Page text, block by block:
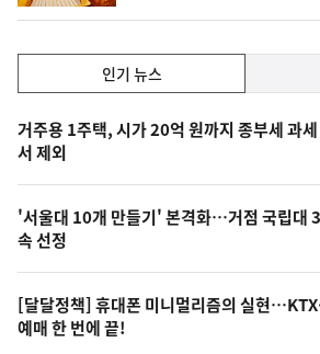
기,
최
신,
오
늘
의
영
상
인기 뉴스
기
뉴
스
거주용 1주택, 시가 20억 원까지 종부세 과
서 제외
'서울대 10개 만들기' 본격화…거점 국립대
속 선정
[달달정책] 휴대폰 미니멀리즘의 실현
예매 한 번에 끝!